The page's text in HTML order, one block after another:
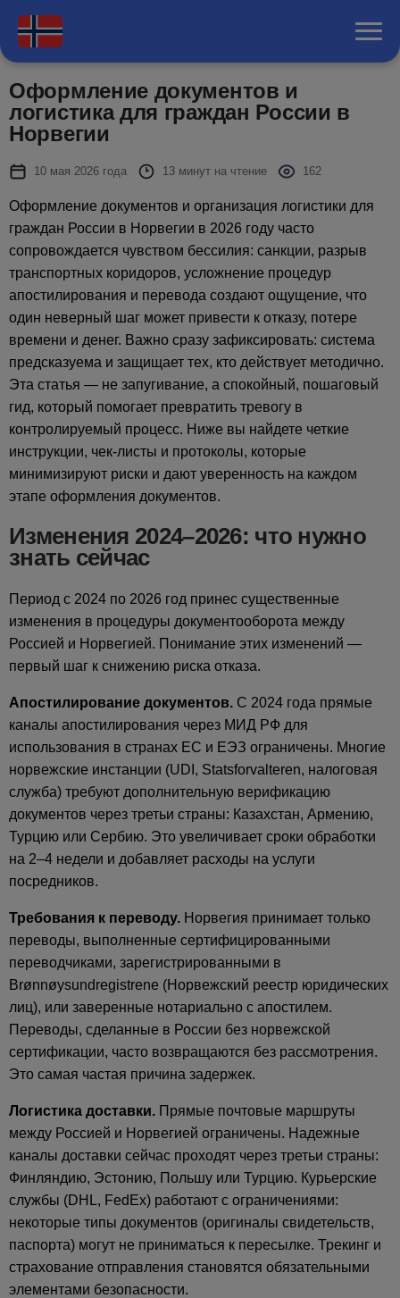
Оформление документов и
логистика для граждан России в
Норвегии
10 мая 2026 года 13 минут на чтение 162
Оформление документов и организация логистики для
граждан России в Норвегии в 2026 году часто
сопровождается чувством бессилия: санкции, разрыв
транспортных коридоров, усложнение процедур
апостилирования и перевода создают ощущение, что
один неверный шаг может привести к отказу, потере
времени и денег. Важно сразу зафиксировать: система
предсказуема и защищает тех, кто действует методично.
Эта статья — не запугивание, а спокойный, пошаговый
гид, который помогает превратить тревогу в
контролируемый процесс. Ниже вы найдете четкие
инструкции, чек-листы и протоколы, которые
минимизируют риски и дают уверенность на каждом
этапе оформления документов.
Изменения 2024–2026: что нужно
знать сейчас
Период с 2024 по 2026 год принес существенные
изменения в процедуры документооборота между
Россией и Норвегией. Понимание этих изменений —
первый шаг к снижению риска отказа.
Апостилирование документов. С 2024 года прямые
каналы апостилирования через МИД РФ для
использования в странах ЕС и ЕЭЗ ограничены. Многие
норвежские инстанции (UDI, Statsforvalteren, налоговая
служба) требуют дополнительную верификацию
документов через третьи страны: Казахстан, Армению,
Турцию или Сербию. Это увеличивает сроки обработки
на 2–4 недели и добавляет расходы на услуги
посредников.
Требования к переводу. Норвегия принимает только
переводы, выполненные сертифицированными
переводчиками, зарегистрированными в
Brønnøysundregistrene (Норвежский реестр юридических
лиц), или заверенные нотариально с апостилем.
Переводы, сделанные в России без норвежской
сертификации, часто возвращаются без рассмотрения.
Это самая частая причина задержек.
Логистика доставки. Прямые почтовые маршруты
между Россией и Норвегией ограничены. Надежные
каналы доставки сейчас проходят через третьи страны:
Финляндию, Эстонию, Польшу или Турцию. Курьерские
службы (DHL, FedEx) работают с ограничениями:
некоторые типы документов (оригиналы свидетельств,
паспорта) могут не приниматься к пересылке. Трекинг и
страхование отправления становятся обязательными
элементами безопасности.